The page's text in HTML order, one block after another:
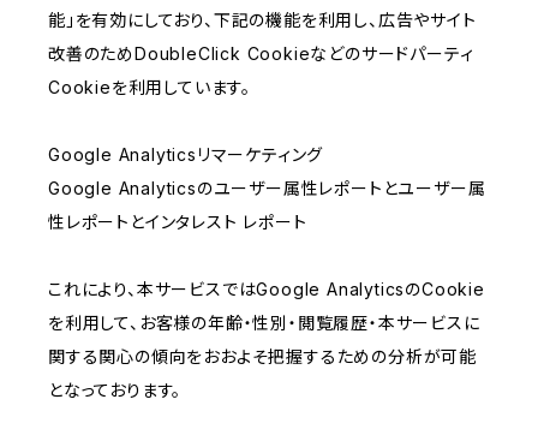
能」を有効にしており、下記の機能を利用し、広告やサイト
改善のためDoubleClick Cookieなどのサードパーティ
Cookieを利用しています。
Google Analyticsリマーケティング
Google Analyticsのユーザー属性レポートとユーザー属
性レポートとインタレスト レポート
これにより、本サービスではGoogle AnalyticsのCookie
を利用して、お客様の年齢・性別・閲覧履歴・本サービスに
関する関心の傾向をおおよそ把握するための分析が可能
となっております。